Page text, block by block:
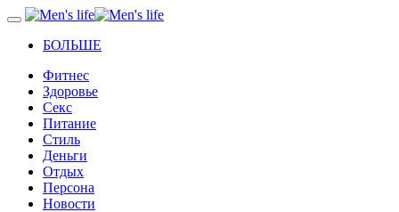
БОЛЬШЕ
Фитнес
Здоровье
Секс
Питание
Стиль
Деньги
Отдых
Персона
Новости